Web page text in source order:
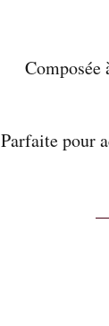
Composée
Parfaite pour